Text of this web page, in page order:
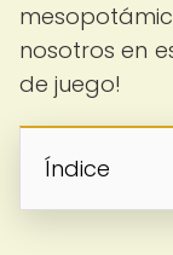
nosotros en
de juego!
Índice